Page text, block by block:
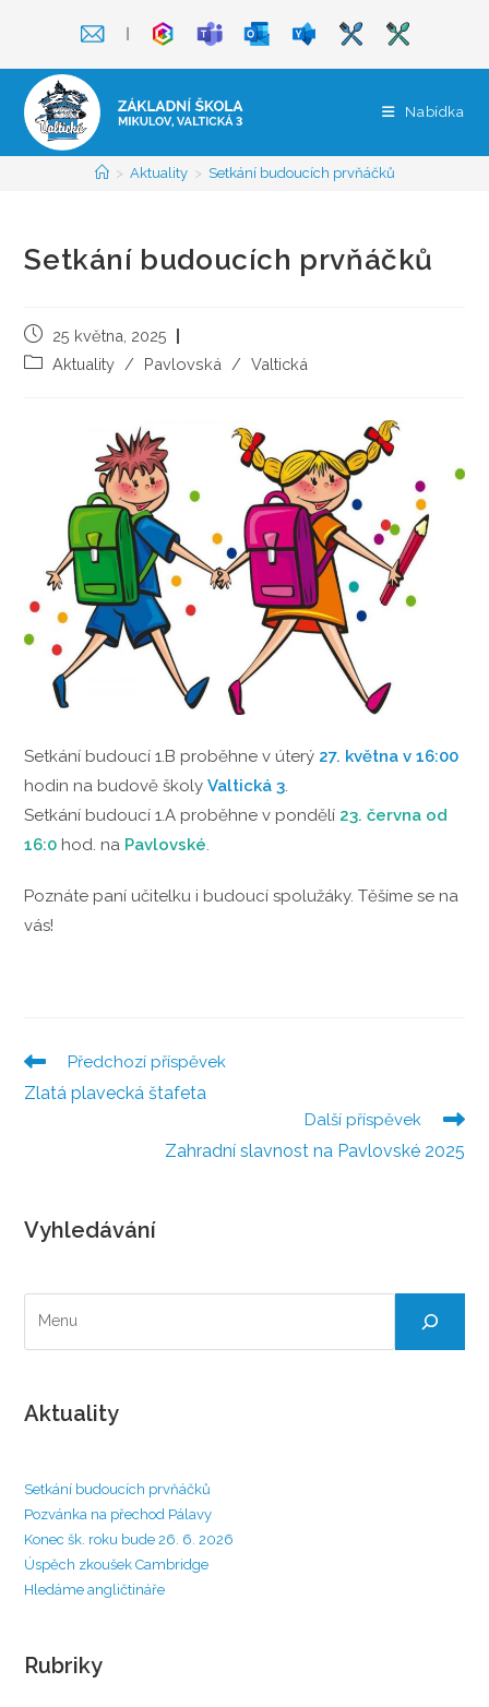
obsahu
Nabídka
> Aktuality > Setkání budoucích prvňáčků
Setkání budoucích prvňáčků
Příspěvek
byl
25 května, 2025
RubrikyAktuality / Pavlovská / Valtická
Setkání budoucí 1.B proběhne v úterý 27. května v 16:00
hodin na budově školyValtická 3.
Setkání budoucí 1.A proběhne v pondělí 23. června od
16:0 hod. na Pavlovské.
Poznáte paní učitelku i budoucí spolužáky. Těšíme se na
vás!
Číst
více
Předchozí příspěvek
Zlatá plavecká štafeta
Další příspěvek
Zahradní slavnost na Pavlovské 2025
Vyhledávání
Aktuality
Setkání budoucích prvňáčků
Pozvánka na přechod Pálavy
Konec šk. roku bude 26. 6. 2026
Úspěch zkoušek Cambridge
Hledáme angličtináře
Rubriky